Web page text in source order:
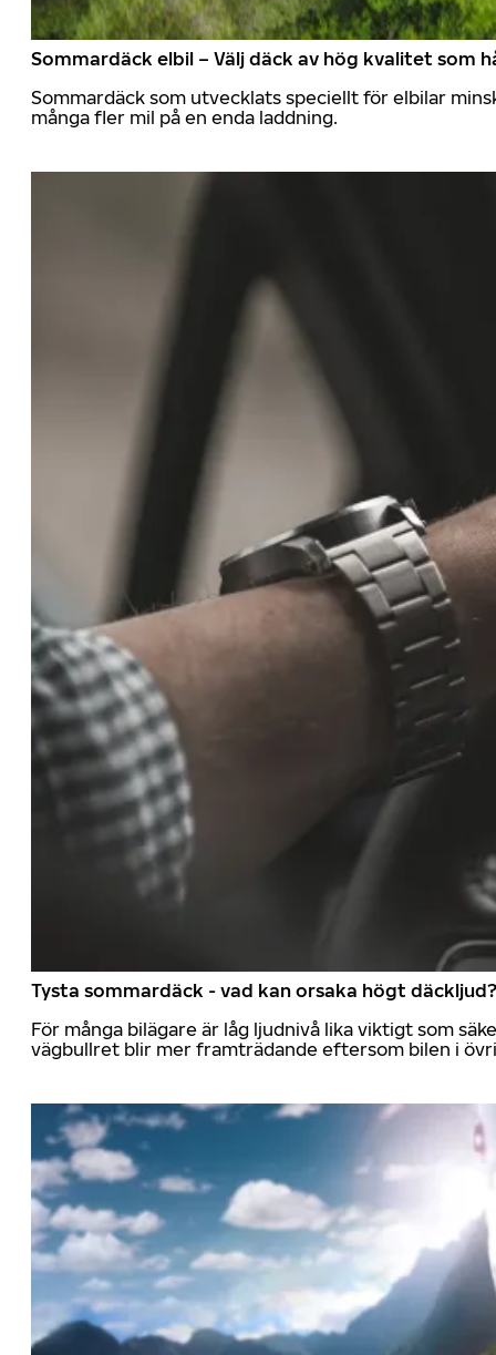
Sommardäck elbil – Välj däck av hög kvalitet som
Sommardäck som utvecklats speciellt för elbilar
många fler mil på en enda laddning.
Tysta sommardäck - vad kan orsaka högt däckljud?
För många bilägare är låg ljudnivå lika viktigt som
vägbullret blir mer framträdande eftersom bilen i